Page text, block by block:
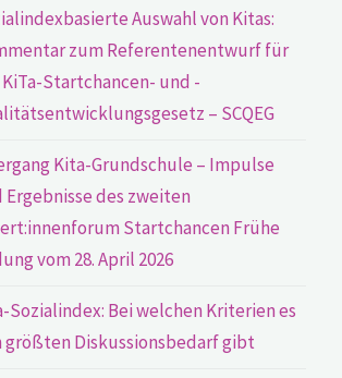
Auswahl von Kitas:
zum Referentenentwurf für
KiTa-Startchancen- und -
– SCQEG
Kita-Grundschule – Impulse
Ergebnisse des zweiten
Startchancen Frühe
vom 28. April 2026
Sozialindex: Bei welchen Kriterien es
größten Diskussionsbedarf gibt